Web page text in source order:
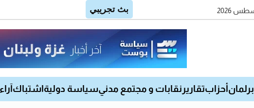
برلمان أحزابتقارير نقابات و مجتمع مدنيسياسة دولية اشتباك